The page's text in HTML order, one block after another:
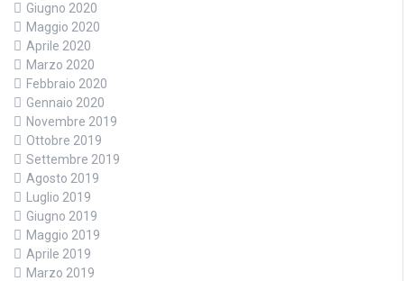
Giugno 2020
Maggio 2020
Aprile 2020
Marzo 2020
Febbraio 2020
Gennaio 2020
Novembre 2019
Ottobre 2019
Settembre 2019
Agosto 2019
Luglio 2019
Giugno 2019
Maggio 2019
Aprile 2019
Marzo 2019